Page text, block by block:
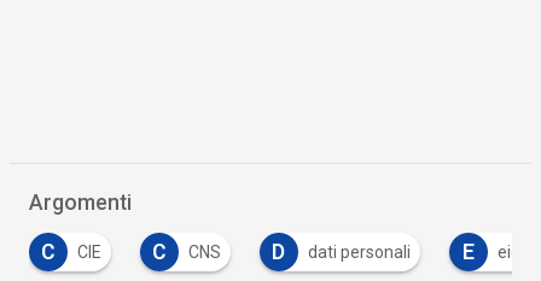
Argomenti
CIE C CNS D dati personali E eidas